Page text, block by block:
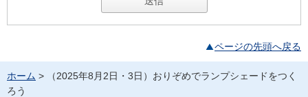
ページの先頭へ戻る
ホーム > （2025年8月2日・3日）おりぞめでランプシェードをつく
ろう